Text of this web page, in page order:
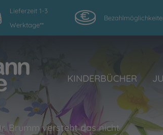
Lieferzeit 1-3
Werktage**
KINDERBÜCHER
Brumm versteht das nicht